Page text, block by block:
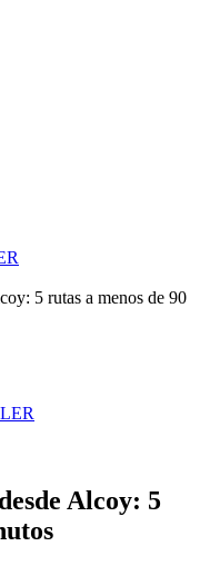
5 rutas a menos de 90
Alcoy: 5